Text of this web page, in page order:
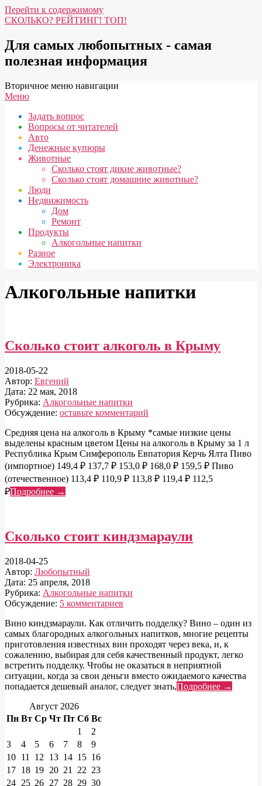
Перейти к содержимому
СКОЛЬКО? РЕЙТИНГ! ТОП!
Для самых любопытных - самая
полезная информация
Вторичное меню навигации
Меню
Задать вопрос
Вопросы от читателей
Авто
Денежные купюры
Животные
Сколько стоят дикие животные?
Сколько стоят домашние животные?
Люди
Недвижимость
Дом
Ремонт
Продукты
Алкогольные напитки
Разное
Электроника
Алкогольные напитки
Сколько стоит алкоголь в Крыму
2018-05-22
Автор: Евгений
Дата: 22 мая, 2018
Рубрика: Алкогольные напитки
Обсуждение: оставьте комментарий
Средняя цена на алкоголь в Крыму *самые низкие цены
выделены красным цветом Цены на алкоголь в Крыму за 1 л
Республика Крым Симферополь Евпатория Керчь Ялта Пиво
(импортное) 149,4 ₽ 137,7 ₽ 153,0 ₽ 168,0 ₽ 159,5 ₽ Пиво
(отечественное) 113,4 ₽ 110,9 ₽ 113,8 ₽ 119,4 ₽ 112,5
₽Подробнее →
Сколько стоит киндзмараули
2018-04-25
Автор: Любопытный
Дата: 25 апреля, 2018
Рубрика: Алкогольные напитки
Обсуждение: 5 комментариев
Вино киндзмараули. Как отличить подделку? Вино – один из
самых благородных алкогольных напитков, многие рецепты
приготовления известных вин проходят через века, и, к
сожалению, выбирая для себя качественный продукт, легко
встретить подделку. Чтобы не оказаться в неприятной
ситуации, когда за свои деньги вместо ожидаемого качества
попадается дешевый аналог, следует знать,Подробнее →
Август 2026
Пн Вт Ср Чт Пт Сб Вс
1
2
3
4 5 6 7 8
9
10 11 12 13 14 15 16
17 18 19 20 21 22 23
24 25 26 27 28 29 30